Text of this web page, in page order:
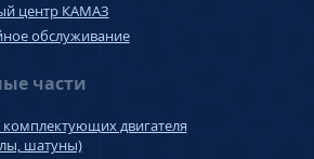
центр КАМАЗ
обслуживание
части
двигателя
шатуны)